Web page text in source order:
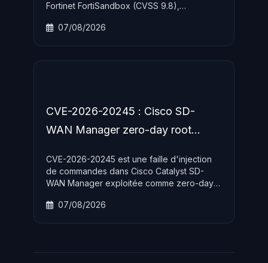
Fortinet FortiSandbox (CVSS 9.8),
distance sans aucun identifiant —
07/08/2026
CVE-2026-20245 : Cisco SD-
WAN Manager zero-day root
CVE-2026-20245 est une faille d'injection
de commandes dans Cisco Catalyst SD-
WAN Manager exploitée comme zero-day
accès root via un simple fichier CSV
07/08/2026